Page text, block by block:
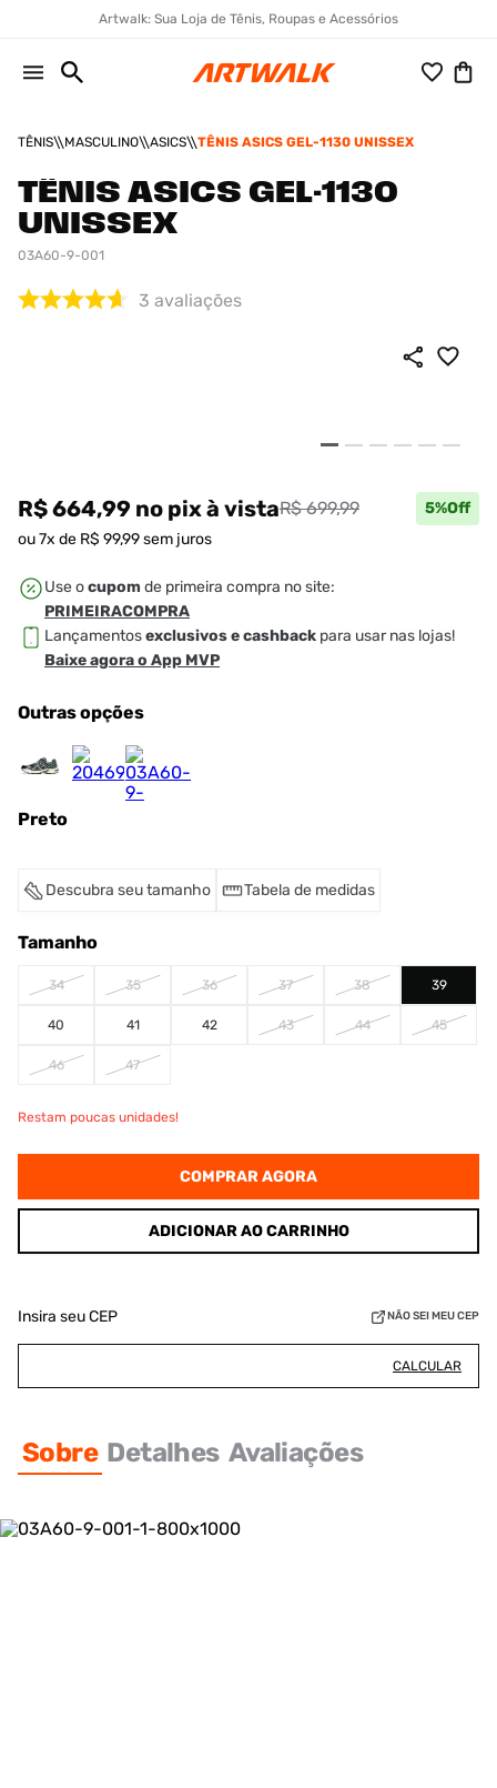
Artwalk: Sua Loja de Tênis, Roupas e Acessórios
TÊNIS MASCULINO ASICS TÊNIS ASICS GEL-1130 UNISSEX
TÊNIS ASICS GEL-1130
UNISSEX
03A60-9-001
3 avaliações
R$ 664,99 no pixà vistaR$ 699,99 5%Off
ou7x de R$ 99,99sem juros
Use ocupom de primeira compra no site:
PRIMEIRACOMPRA
Lançamentosexclusivos e cashback para usar nas lojas!
Baixe agora o App MVP
Outras opções
Preto
Descubra seu tamanho Tabela de medidas
Tamanho
34 35 36 37 38 39
40 41 42 43 44 45
46 47
Restam poucas unidades!
COMPRAR AGORA
ADICIONAR AO CARRINHO
Insira seu CEP NÃO SEI MEU CEP
CALCULAR
Sobre Detalhes Avaliações